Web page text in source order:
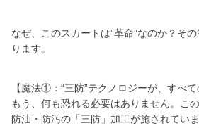
なぜ、このスカートは”革命”なのか？そ
ります。
【魔法①：“三防”テクノロジーが、すべて
もう、何も恐れる必要はありません。こ
防油・防汚の「三防」加工が施されてい